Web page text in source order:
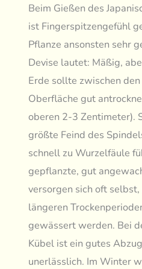
Beim Gießen des
ist Fingerspitzengefühl
Pflanze ansonsten sehr
Devise lautet: Mäßig,
Erde sollte zwischen
Oberfläche gut
oberen 2-3 Zentimeter).
größte Feind des
schnell zu Wurzelfäule
gepflanzte, gut
versorgen sich oft
längeren
gewässert werden. Bei
Kübel ist ein gutes
unerlässlich. Im Winter